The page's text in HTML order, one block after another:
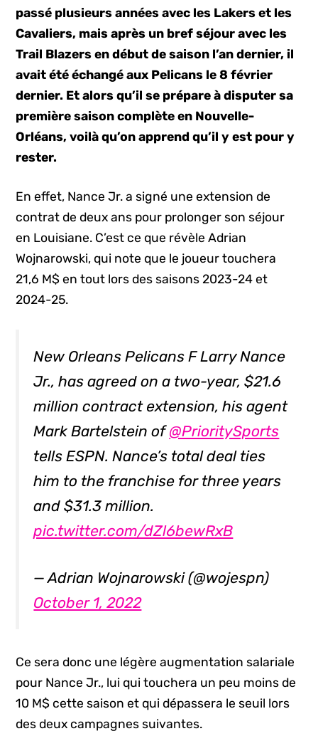
passé plusieurs années avec les Lakers et les
Cavaliers, mais après un bref séjour avec les
Trail Blazers en début de saison l’an dernier, il
avait été échangé aux Pelicans le 8 février
dernier. Et alors qu’il se prépare à disputer sa
première saison complète en Nouvelle-
Orléans, voilà qu’on apprend qu’il y est pour y
rester.
En effet, Nance Jr. a signé une extension de
contrat de deux ans pour prolonger son séjour
en Louisiane. C’est ce que révèle Adrian
Wojnarowski, qui note que le joueur touchera
21,6 M$ en tout lors des saisons 2023-24 et
2024-25.
New Orleans Pelicans F Larry Nance
Jr., has agreed on a two-year, $21.6
million contract extension, his agent
Mark Bartelstein of@PrioritySports
tells ESPN. Nance’s total deal ties
him to the franchise for three years
and $31.3 million.
pic.twitter.com/dZl6bewRxB
— Adrian Wojnarowski (@wojespn)
October 1, 2022
Ce sera donc une légère augmentation salariale
pour Nance Jr., lui qui touchera un peu moins de
10 M$ cette saison et qui dépassera le seuil lors
des deux campagnes suivantes.